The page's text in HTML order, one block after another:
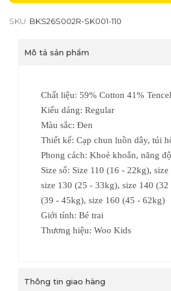
SKU: BKS26S002R-SK001-110
Mô tả sản phẩm
Chất liệu: 59% Cotton 41% Tencel
Kiểu dáng: Regular
Màu sắc: Đen
Thiết kế: Cạp chun luồn dây, túi
Phong cách: Khoẻ khoắn, năng
Size số: Size 110 (16 - 22kg),
size 130 (25 - 33kg), size 140 (32
(39 - 45kg), size 160 (45 - 62kg)
Giới tính: Bé trai
Thương hiệu: Woo Kids
Thông tin giao hàng